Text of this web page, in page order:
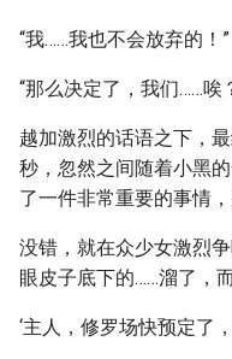
“我……我也不会放弃的！”
“那么决定了，我们……唉
越加激烈的话语之下，
秒，忽然之间随着小黑
了一件非常重要的事情
没错，就在众少女激烈
眼皮子底下的……溜了，
‘主人，修罗场快预定了